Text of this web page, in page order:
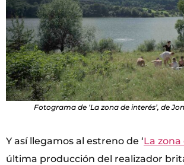
Fotograma de ‘La zona de interés’, de
Y así llegamos al estreno de ‘La
última producción del realizador